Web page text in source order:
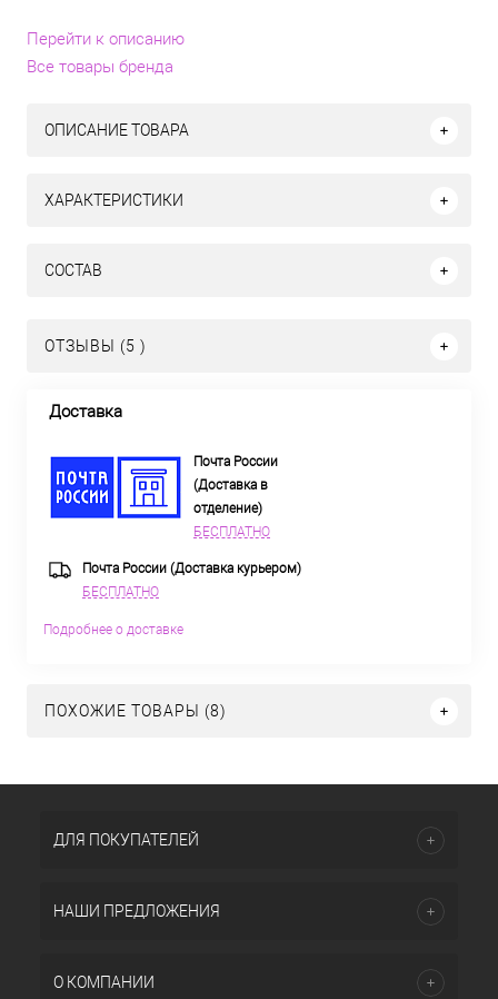
Перейти к описанию
Все товары бренда
ОПИСАНИЕ ТОВАРА
ХАРАКТЕРИСТИКИ
СОСТАВ
ОТЗЫВЫ (5 )
Доставка
Почта России
(Доставка в
отделение)
БЕСПЛАТНО
Почта России (Доставка курьером)
БЕСПЛАТНО
Подробнее о доставке
ПОХОЖИЕ ТОВАРЫ (8)
ДЛЯ ПОКУПАТЕЛЕЙ
НАШИ ПРЕДЛОЖЕНИЯ
О КОМПАНИИ